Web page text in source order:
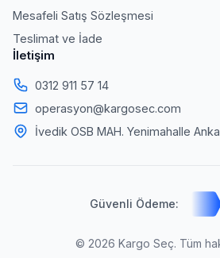
Mesafeli Satış Sözleşmesi
Teslimat ve İade
İletişim
0312 911 57 14
operasyon@kargosec.com
İvedik OSB MAH. Yenimahalle
Güvenli Ödeme:
© 2026 Kargo Seç. Tüm